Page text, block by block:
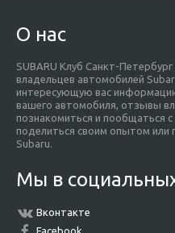
О нас
SUBARU Клуб Санкт-
владельцев автомобилей
интересующую вас
вашего автомобиля, отзывы
познакомиться и пообщаться
поделиться своим опытом или
Subaru.
Мы в
Вконтакте
Facebook